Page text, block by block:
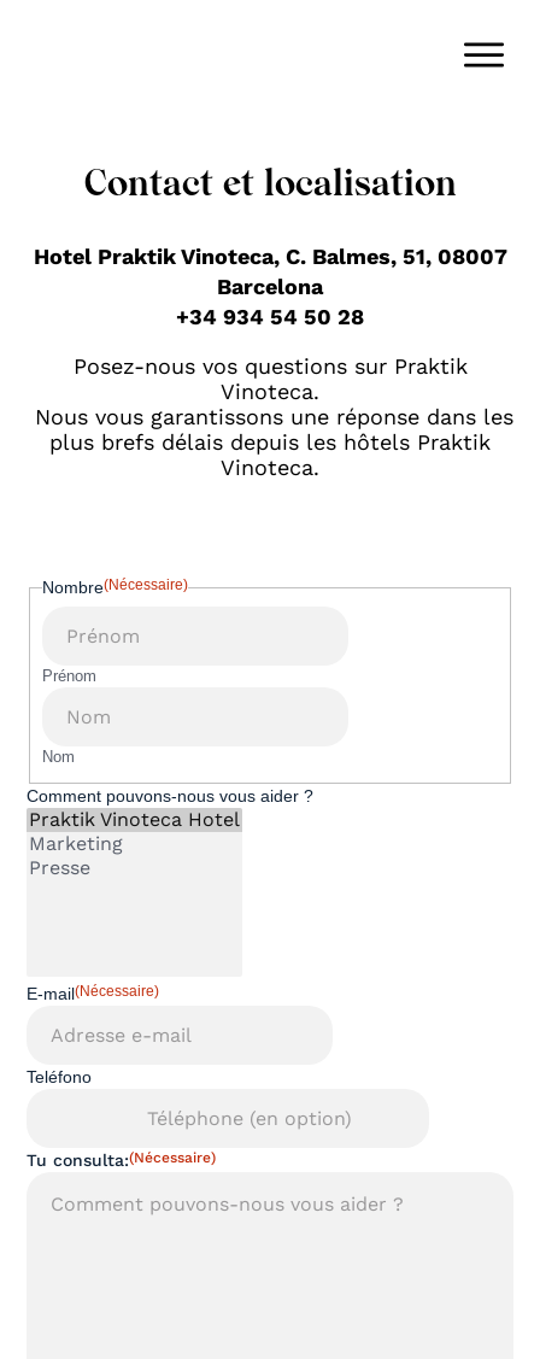
Contact et localisation
Hotel Praktik Vinoteca, C. Balmes, 51, 08007
Barcelona
+34 934 54 50 28
Posez-nous vos questions sur Praktik
Vinoteca.
Nous vous garantissons une réponse dans les
plus brefs délais depuis les hôtels Praktik
Vinoteca.
Nombre(Nécessaire)
Prénom
Nom
Comment pouvons-nous vous aider ?
E-mail(Nécessaire)
Teléfono
Tu consulta:(Nécessaire)